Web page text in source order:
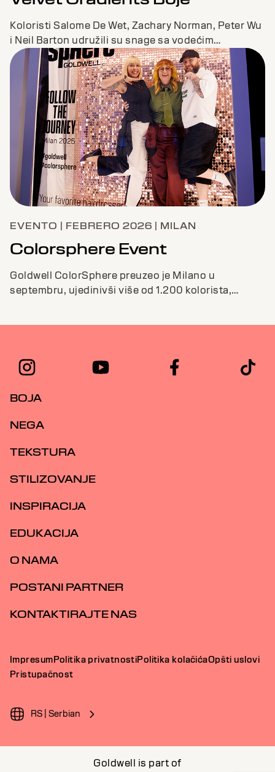
Koloristi Salome De Wet, Zachary Norman, Peter Wu
i Neil Barton udružili su snage sa vodećim
predviđačem trendova Jane Boddy kako bi
zajednički kreirali (co-create) svežu novu paletu
boja i must-have izglede koji će inspirisati koloriste
širom sveta.
Colorsphere Event
Goldwell ColorSphere preuzeo je Milano u
septembru, ujedinivši više od 1.200 kolorista,
EVENTO | FEBRERO 2026 | MILAN
BOJA
NEGA
TEKSTURA
STILIZOVANJE
INSPIRACIJA
EDUKACIJA
O NAMA
POSTANI PARTNER
KONTAKTIRAJTE NAS
ImpresumPolitika privatnostiPolitika kolačićaOpšti uslovi
Pristupačnost
RS | Serbian
Goldwell is part of